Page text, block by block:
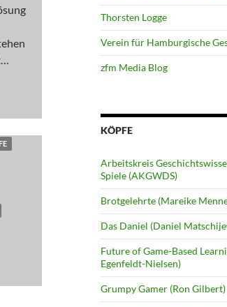
Thorsten Logge
Verein für Hamburgische
zfm Media Blog
KÖPFE
Arbeitskreis
Spiele (AKGWDS)
Brotgelehrte (Mareike
Das Daniel (Daniel
Future of Game-Based
Egenfeldt-Nielsen)
Grumpy Gamer (Ron Gilbert)